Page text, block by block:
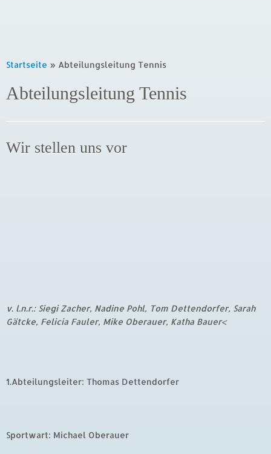
Startseite » Abteilungsleitung Tennis
Abteilungsleitung Tennis
Wir stellen uns vor
v. l.n.r.: Siegi Zacher, Nadine Pohl, Tom Dettendorfer, Sarah
Gätcke, Felicia Fauler, Mike Oberauer, Katha Bauer<
1.Abteilungsleiter: Thomas Dettendorfer
Sportwart: Michael Oberauer